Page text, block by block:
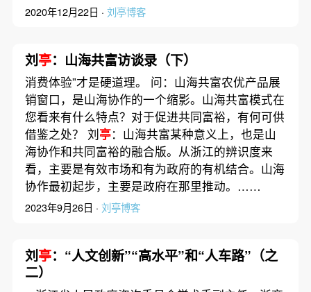
2020年12月22日 · 刘亭博客
刘亭：山海共富访谈录（下）
消费体验”才是硬道理。 问：山海共富农优产品展
销窗口，是山海协作的一个缩影。山海共富模式在
您看来有什么特点？对于促进共同富裕，有何可供
借鉴之处？ 刘亭：山海共富某种意义上，也是山
海协作和共同富裕的融合版。从浙江的辨识度来
看，主要是有效市场和有为政府的有机结合。山海
协作最初起步，主要是政府在那里推动。……
2023年9月26日 · 刘亭博客
刘亭：“人文创新”“高水平”和“人车路”（之
二）